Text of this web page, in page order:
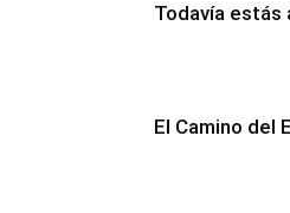
Todavía estás
El Camino del